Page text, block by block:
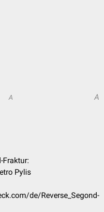
A A
Fraktur:
Pylis
de/Reverse_Segond-